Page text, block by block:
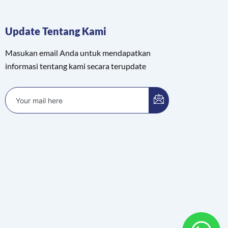
Update Tentang Kami
Masukan email Anda untuk mendapatkan
informasi tentang kami secara terupdate